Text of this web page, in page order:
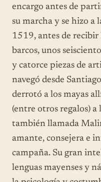
encargo antes de
su marcha y se hizo a
1519, antes de
barcos, unos
y catorce piezas de
navegó desde
derrotó a los mayas
(entre otros regalos)
también llamada
amante, consejera e
campaña. Su gran
lenguas mayenses y